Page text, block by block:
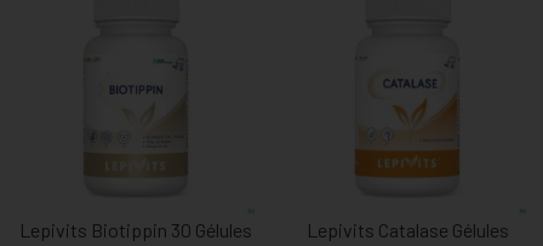
Lepivits Biotippin 30 Gélules
Lepivits Catalase Gélules